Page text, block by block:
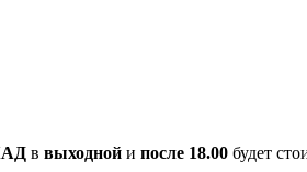
в выходной и после 18.00 будет